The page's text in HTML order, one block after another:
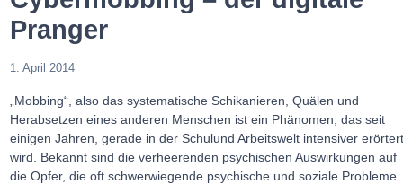
Pranger
1. April 2014
„Mobbing“, also das systematische Schikanieren, Quälen und
Herabsetzen eines anderen Menschen ist ein Phänomen, das seit
einigen Jahren, gerade in der Schulund Arbeitswelt intensiver
wird. Bekannt sind die verheerenden psychischen Auswirkungen auf
die Opfer, die oft schwerwiegende psychische und soziale Probleme